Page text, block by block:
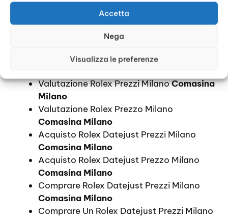
Accetta
Nega
Visualizza le preferenze
Comasina Milano
Quotazione Orologi Rolex Prezzi Milano
Quotazione Orologi Rolex Prezzo Milano
Valutazione Rolex Prezzi MilanoComasina
Milano
Valutazione Rolex Prezzo Milano
Comasina Milano
Acquisto Rolex Datejust Prezzi Milano
Comasina Milano
Acquisto Rolex Datejust Prezzo Milano
Comasina Milano
Comprare Rolex Datejust Prezzi Milano
Comasina Milano
Comprare Un Rolex Datejust Prezzi Milano